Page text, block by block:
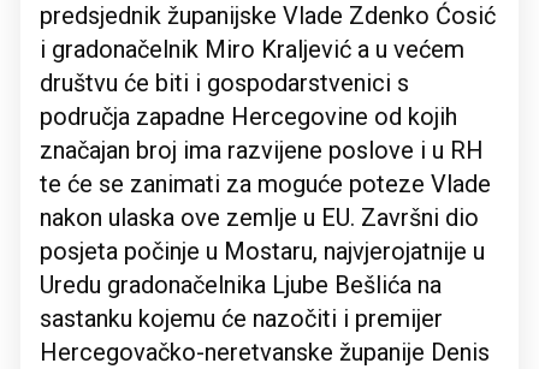
predsjednik županijske Vlade Zdenko Ćosić
i gradonačelnik Miro Kraljević a u većem
društvu će biti i gospodarstvenici s
područja zapadne Hercegovine od kojih
značajan broj ima razvijene poslove i u RH
te će se zanimati za moguće poteze Vlade
nakon ulaska ove zemlje u EU. Završni dio
posjeta počinje u Mostaru, najvjerojatnije u
Uredu gradonačelnika Ljube Bešlića na
sastanku kojemu će nazočiti i premijer
Hercegovačko-neretvanske županije Denis